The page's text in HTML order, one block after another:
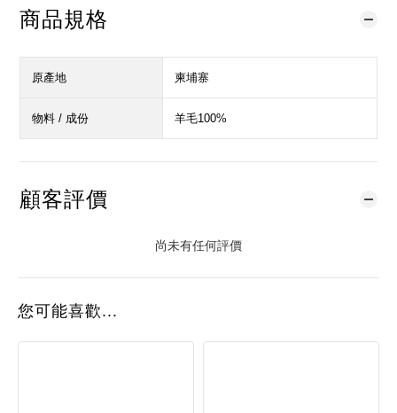
商品規格
原產地 柬埔寨
物料 / 成份 羊毛100%
顧客評價
尚未有任何評價
您可能喜歡...